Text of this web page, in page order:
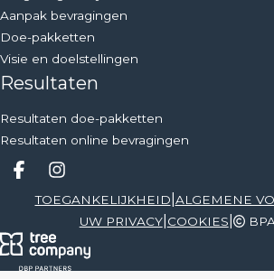
Aanpak bevragingen
Doe-pakketten
Visie en doelstellingen
Resultaten
Resultaten doe-pakketten
Resultaten online bevragingen
Deel op facebook
Deel op Instagram
TOEGANKELIJKHEID ALGEMENE
UW PRIVACY| COOKIES